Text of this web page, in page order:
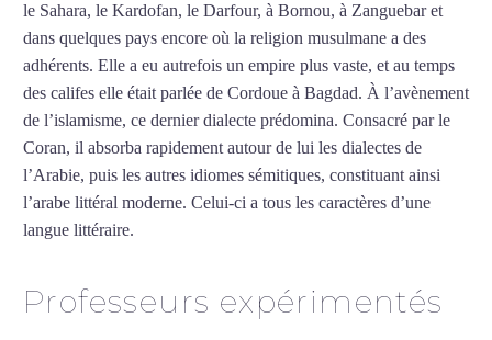
le Sahara, le Kardofan, le Darfour, à Bornou, à Zanguebar et
dans quelques pays encore où la religion musulmane a des
adhérents. Elle a eu autrefois un empire plus vaste, et au temps
des califes elle était parlée de Cordoue à Bagdad. À l’avènement
de l’islamisme, ce dernier dialecte prédomina. Consacré par le
Coran, il absorba rapidement autour de lui les dialectes de
l’Arabie, puis les autres idiomes sémitiques, constituant ainsi
l’arabe littéral moderne. Celui-ci a tous les caractères d’une
langue littéraire.
Professeurs expérimentés